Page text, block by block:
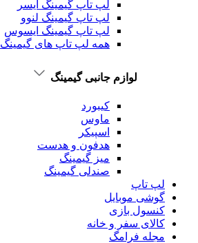
لپ تاپ گیمینگ ایسر
لپ تاپ گیمینگ لنوو
لپ تاپ گیمینگ ایسوس
همه لپ تاپ های گیمینگ
لوازم جانبی گیمینگ
کیبورد
ماوس
اسپیکر
هدفون و هدست
میز گیمینگ
صندلی گیمینگ
لپ تاپ
گوشی موبایل
کنسول بازی
کالای سفر و خانه
مجله فرامگ